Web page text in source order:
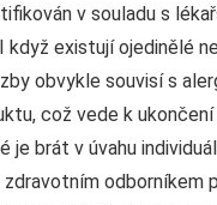
v souladu s
když existují ojedinělé
obvykle souvisí s
což vede k
je brát v úvahu
odborníkem